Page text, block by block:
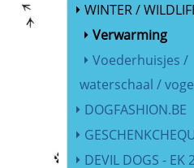
WINTER /
Verwarming
Voederhuisjes /
waterschaal /
DOGFASHION.BE
DEVIL DOGS - EK